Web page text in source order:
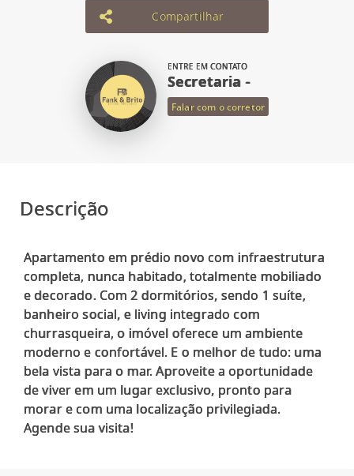
Compartilhar
ENTRE EM CONTATO
Secretaria -
Falar com o corretor
Descrição
Apartamento em prédio novo com infraestrutura
completa, nunca habitado, totalmente mobiliado
e decorado. Com 2 dormitórios, sendo 1 suíte,
banheiro social, e living integrado com
churrasqueira, o imóvel oferece um ambiente
moderno e confortável. E o melhor de tudo: uma
bela vista para o mar. Aproveite a oportunidade
de viver em um lugar exclusivo, pronto para
morar e com uma localização privilegiada.
Agende sua visita!